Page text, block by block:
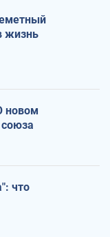
жизнь
новом
союза
что